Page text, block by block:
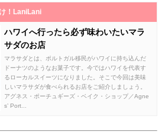
！LaniLani
ハワイへ行ったら必ず味わいたいマラ
サダのお店
マラサダとは、ポルトガル移民がハワイに持ち込んだ
ドーナツのようなお菓子です。今ではハワイを代表す
るローカルスイーツになりました。そこで今回は美味
しいマラサダが食べられるお店をご紹介しましょう。
アグネス・ポーチュギーズ・ベイク・ショップ／Agne
s’ Port...